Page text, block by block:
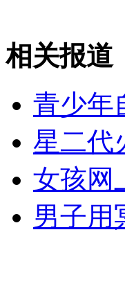
无痛分娩是否安全
外交部：反对强权
外交部：有关国
相关报道
青少年
星二代
女孩网
男子用